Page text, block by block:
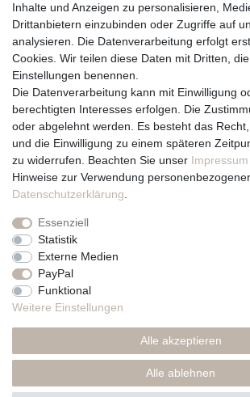
Vertrag widerrufen
Über uns und unsere Kerzen
Team
Unternehmen / Philosophie
Kerzenpflege und Abbrennhinweise
Unsere Kerzenlieferanten
Du erreichst uns von
Montag bis Freitag 10 bis 17 Uhr
Telefonisch und per Whatsapp
erreichst Du uns unter:
+49 561 287 907 84
Rechtliches
Impressum
Datenschutzerklärung
* Preise inkl. MwSt., zzgl. Versand(DE)
Inhalte und Anzeigen zu personalisieren,
Drittanbietern einzubinden oder Zugriffe auf
analysieren. Die Datenverarbeitung erfolgt
Cookies. Wir teilen diese Daten mit Dritten,
Einstellungen benennen.
Die Datenverarbeitung kann mit Einwilligung
berechtigten Interesses erfolgen. Die
oder abgelehnt werden. Es besteht das
und die Einwilligung zu einem späteren
zu widerrufen. Beachten Sie unser Impressum
Hinweise zur Verwendung
Daten­schutz­erklärung
Essenziell
Statistik
Externe Medien
PayPal
Funktional
Weitere Einstellungen
Alle akzeptieren
Alle ablehnen